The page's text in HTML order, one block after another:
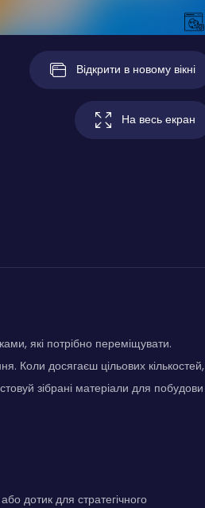
Відкрити в новому вікні
На весь екран
які потрібно переміщувати.
Коли досягаєш цільових кількостей,
зібрані матеріали для побудови
дотик для стратегічного